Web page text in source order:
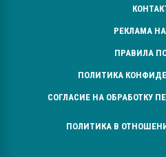
РЕКЛАМА
ПРАВИЛА
ПОЛИТИКА
СОГЛАСИЕ НА ОБРАБОТКУ
ПОЛИТИКА В